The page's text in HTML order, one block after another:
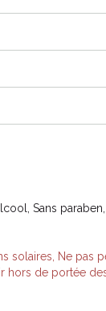
très sèches ou à
pour une
après la
Sans paraben,
solaires, Ne pas
hors de portée